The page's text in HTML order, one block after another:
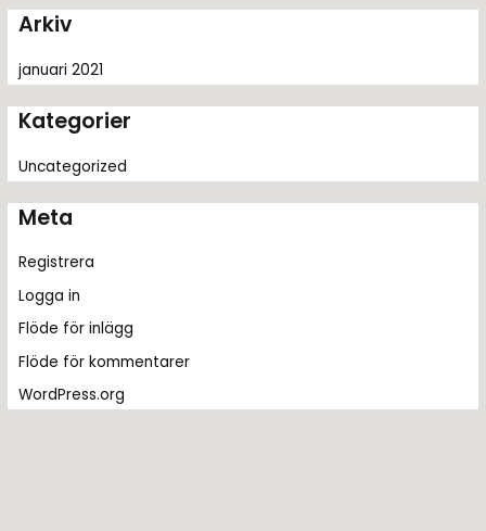
r
:Arkiv
januari 2021
Kategorier
Uncategorized
Meta
Registrera
Logga in
Flöde för inlägg
Flöde för kommentarer
WordPress.org